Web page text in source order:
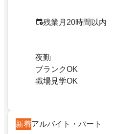
残業月20時間以内
夜勤
ブランクOK
職場見学OK
新着アルバイト・パート